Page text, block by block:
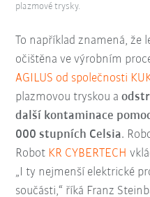
To například znamená, že
očištěna ve výrobním
AGILUS od společnosti
plazmovou tryskou a
další kontaminace
000 stupních Celsia.
Robot KR CYBERTECH
„I ty nejmenší elektrické
součásti,“ říká Franz
plazmové trysky.